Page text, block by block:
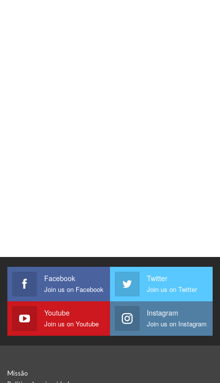
Facebook
Join us on Facebook
Twitter
Join us on Twitter
Youtube
Join us on Youtube
Instagram
Join us on Instagram
Missão